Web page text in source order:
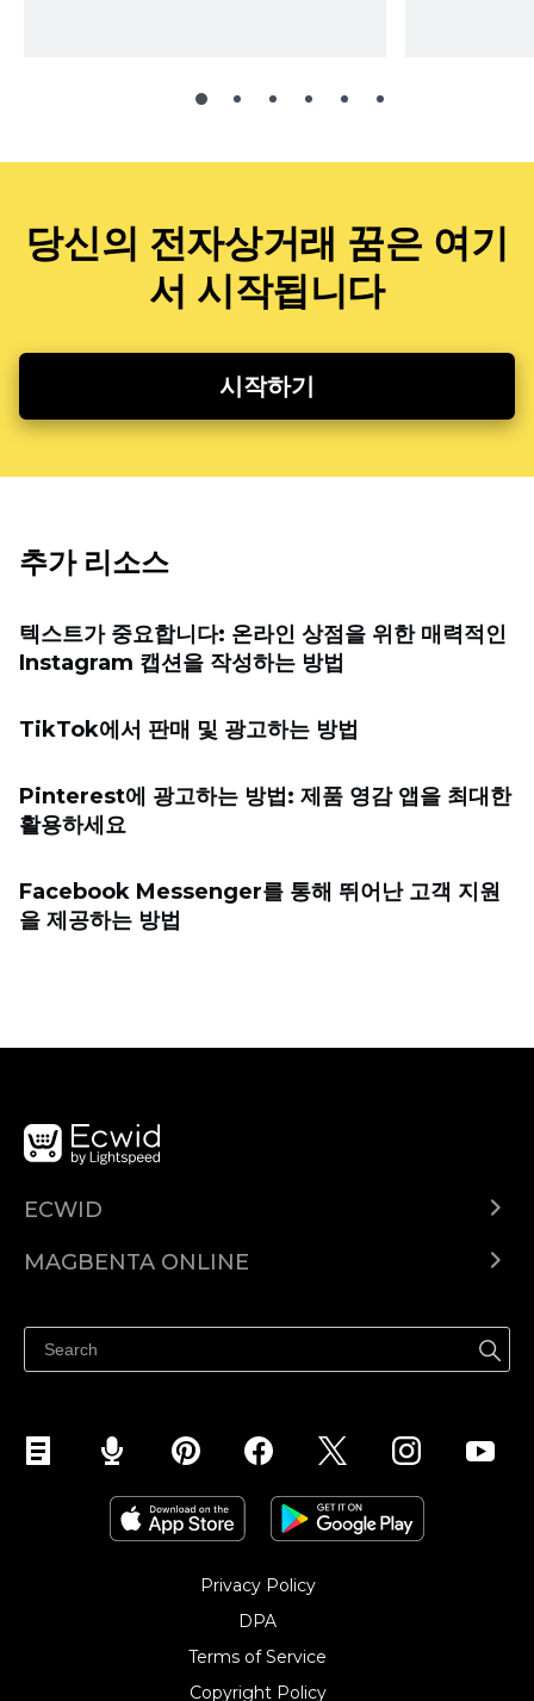
당신의 전자상거래 꿈은 여기
서 시작됩니다
시작하기
추가 리소스
텍스트가 중요합니다: 온라인 상점을 위한 매력적인
Instagram 캡션을 작성하는 방법
TikTok에서 판매 및 광고하는 방법
Pinterest에 광고하는 방법: 제품 영감 앱을 최대한
활용하세요
Facebook Messenger를 통해 뛰어난 고객 지원
을 제공하는 방법
ECWID
Help center
MAGBENTA ONLINE
Ibenta sa Facebook
Privacy Policy
DPA
Terms of Service
Copyright Policy‎